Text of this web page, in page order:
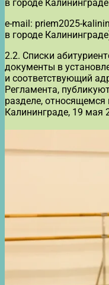
в городе Калининграде
e-mail: priem2025-
в городе
2.2. Списки
документы в
и соответствующий
Регламента,
разделе,
Калининграде, 19 мая